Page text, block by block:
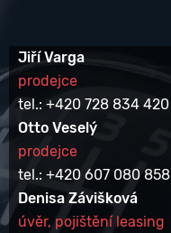
Jiří Varga
prodejce
tel.: +420 728 834 420
Otto Veselý
prodejce
tel.: +420 607 080 858
Denisa Závišková
úvěr, pojištění leasing